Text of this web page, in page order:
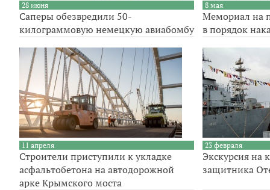
28 июня
Саперы обезвредили 50-
килограммовую немецкую авиабомбу
8 мая
Мемориал на
в порядок
11 апреля
Строители приступили к укладке
асфальтобетона на автодорожной
арке Крымского моста
23 февраля
Экскурсия на
защитника